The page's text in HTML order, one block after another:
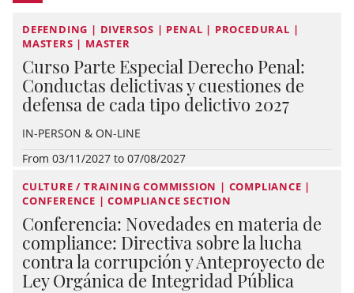
DEFENDING | DIVERSOS | PENAL | PROCEDURAL |
MASTERS | MASTER
Curso Parte Especial Derecho Penal:
Conductas delictivas y cuestiones de
defensa de cada tipo delictivo 2027
IN-PERSON & ON-LINE
From 03/11/2027 to 07/08/2027
CULTURE / TRAINING COMMISSION | COMPLIANCE |
CONFERENCE | COMPLIANCE SECTION
Conferencia: Novedades en materia de
compliance: Directiva sobre la lucha
contra la corrupción y Anteproyecto de
Ley Orgánica de Integridad Pública